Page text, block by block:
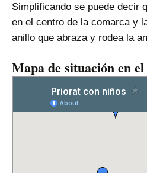
Simplificando se puede decir
en el centro de la comarca y
anillo que abraza y rodea la
Mapa de situación en